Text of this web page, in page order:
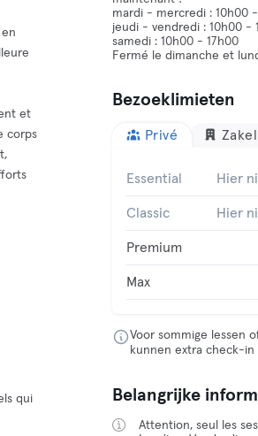
et
corps
qui
mardi - mercredi : 10h00
jeudi - vendredi : 10h00 -
samedi : 10h00 - 17h00
Fermé le dimanche et
Bezoeklimieten
Privé
Essential Hier
Classic Hier
Premium
Max
Voor sommige lessen
kunnen extra check-
Belangrijke
Attention, seul les